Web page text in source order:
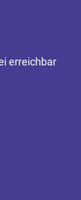
erreichbar